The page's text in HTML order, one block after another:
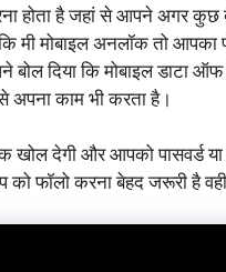
होता है जहां से आपने अगर कुछ
मी मोबाइल अनलॉक तो आपका
बोल दिया कि मोबाइल डाटा
काम भी करता है।
खोल देगी और आपको
फॉलो करना बेहद जरूरी है